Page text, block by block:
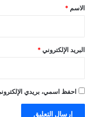
*
الاسم *
البريد الإلكتروني *
احفظ اسمي، بريدي